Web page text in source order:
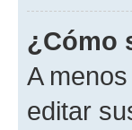
¿Cómo
A
editar